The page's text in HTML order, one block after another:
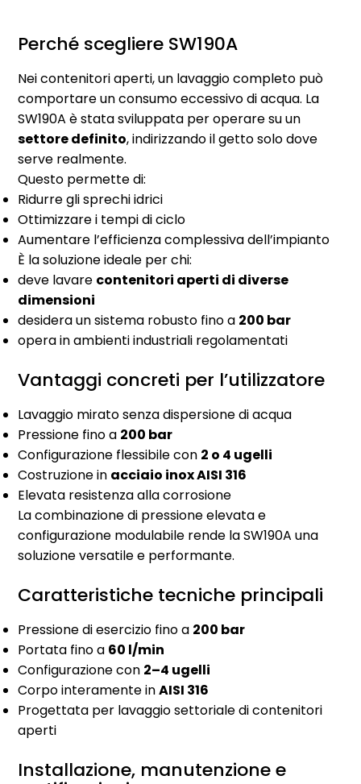
Perché scegliere SW190A
Nei contenitori aperti, un lavaggio completo può
comportare un consumo eccessivo di acqua. La
SW190A è stata sviluppata per operare su un
settore definito, indirizzando il getto solo dove
serve realmente.
Questo permette di:
Ridurre gli sprechi idrici
Ottimizzare i tempi di ciclo
Aumentare l’efficienza complessiva dell’impianto
È la soluzione ideale per chi:
deve lavare contenitori aperti di diverse
dimensioni
desidera un sistema robusto fino a 200 bar
opera in ambienti industriali regolamentati
Vantaggi concreti per l’utilizzatore
Lavaggio mirato senza dispersione di acqua
Pressione fino a 200 bar
Configurazione flessibile con 2 o 4 ugelli
Costruzione in acciaio inox AISI 316
Elevata resistenza alla corrosione
La combinazione di pressione elevata e
configurazione modulabile rende la SW190A una
soluzione versatile e performante.
Caratteristiche tecniche principali
Pressione di esercizio fino a 200 bar
Portata fino a 60 l/min
Configurazione con 2–4 ugelli
Corpo interamente inAISI 316
Progettata per lavaggio settoriale di contenitori
aperti
Installazione, manutenzione e